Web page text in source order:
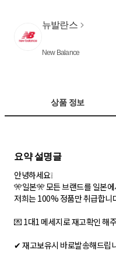
뉴발란스
New Balance
상품 정보
요약 설명글
안녕하세요❕
🎌일본🎌 모든 브랜드를 일본
저희는 100% 정품만 취급합니
💌 1대1 메세지로 재고확인 해
✔ 재고보유시 바로발송해드립